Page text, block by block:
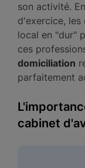
son activité.
d'exercice,
local en "dur"
ces
domiciliation
parfaitement
cabinet